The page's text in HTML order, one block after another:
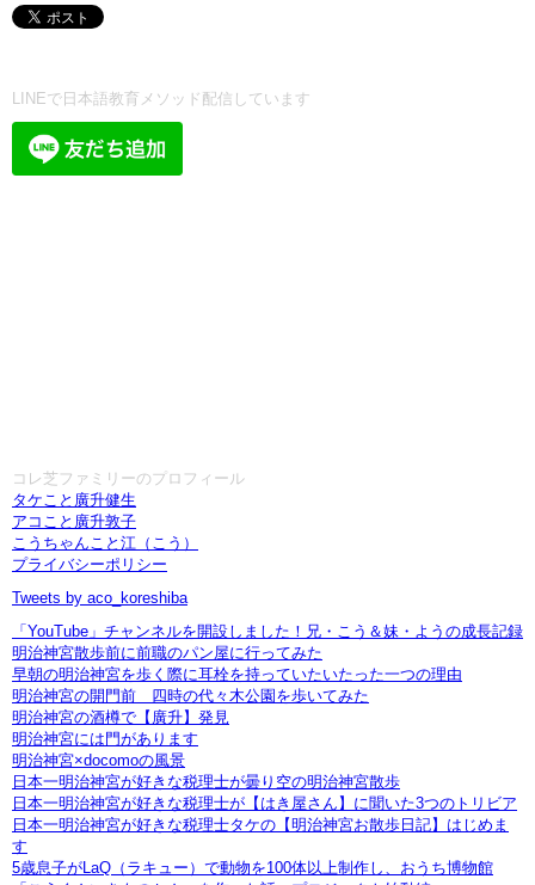
LINEで日本語教育メソッド配信しています
コレ芝ファミリーのプロフィール
タケこと廣升健生
アコこと廣升敦子
こうちゃんこと江（こう）
プライバシーポリシー
Tweets by aco_koreshiba
「YouTube」チャンネルを開設しました！兄・こう＆妹・ようの成長記録
明治神宮散歩前に前職のパン屋に行ってみた
早朝の明治神宮を歩く際に耳栓を持っていたいたった一つの理由
明治神宮の開門前 四時の代々木公園を歩いてみた
明治神宮の酒樽で【廣升】発見
明治神宮には門があります
明治神宮×docomoの風景
日本一明治神宮が好きな税理士が曇り空の明治神宮散歩
日本一明治神宮が好きな税理士が【はき屋さん】に聞いた3つのトリビア
日本一明治神宮が好きな税理士タケの【明治神宮お散歩日記】はじめま
す
5歳息子がLaQ（ラキュー）で動物を100体以上制作し、おうち博物館